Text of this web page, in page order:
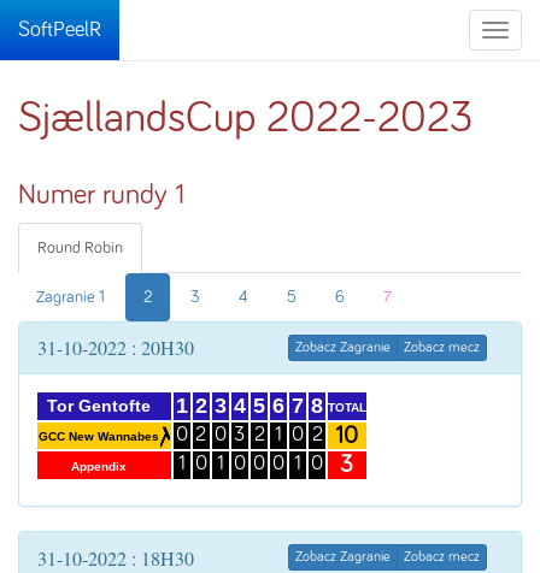
Toggle
SoftPeelR
SjællandsCup 2022-2023
Numer rundy 1
Round Robin
Zagranie 1 2 3 4 5 6 7
31-10-2022 : 20H30 Zobacz Zagranie Zobacz mecz
Tor Gentofte
GCC New Wannabes
Appendix
1
0
1
2
2
0
3
0
1
4
3
0
5
2
0
6
1
0
7
0
1
8
2
0
TOTAL
10
3
31-10-2022 : 18H30 Zobacz Zagranie Zobacz mecz